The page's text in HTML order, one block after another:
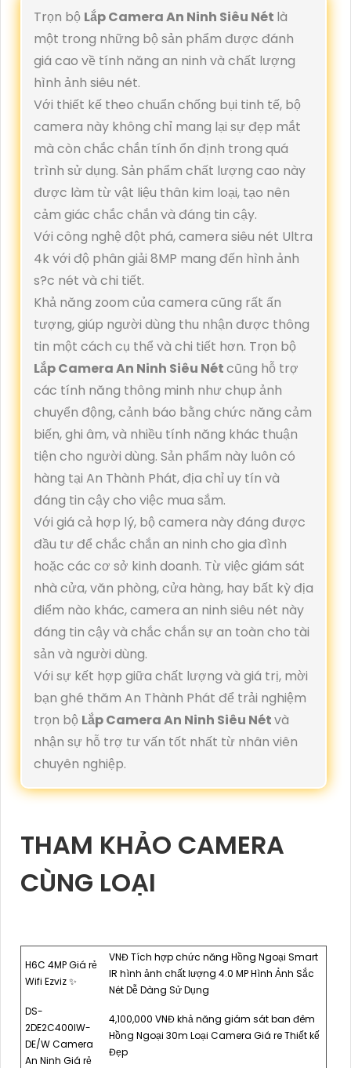
Trọn bộ Lắp Camera An Ninh Siêu Nét là
một trong những bộ sản phẩm được đánh
giá cao về tính năng an ninh và chất lượng
hình ảnh siêu nét.
Với thiết kế theo chuẩn chống bụi tinh tế, bộ
camera này không chỉ mang lại sự đẹp mắt
mà còn chắc chắn tính ổn định trong quá
trình sử dụng. Sản phẩm chất lượng cao này
được làm từ vật liệu thân kim loại, tạo nên
cảm giác chắc chắn và đáng tin cậy.
Với công nghệ đột phá, camera siêu nét Ultra
4k với độ phân giải 8MP mang đến hình ảnh
s?c nét và chi tiết.
Khả năng zoom của camera cũng rất ấn
tượng, giúp người dùng thu nhận được thông
tin một cách cụ thể và chi tiết hơn. Trọn bộ
Lắp Camera An Ninh Siêu Nétcũng hỗ trợ
các tính năng thông minh như chụp ảnh
chuyển động, cảnh báo bằng chức năng cảm
biến, ghi âm, và nhiều tính năng khác thuận
tiện cho người dùng. Sản phẩm này luôn có
hàng tại An Thành Phát, địa chỉ uy tín và
đáng tin cậy cho việc mua sắm.
Với giá cả hợp lý, bộ camera này đáng được
đầu tư để chắc chắn an ninh cho gia đình
hoặc các cơ sở kinh doanh. Từ việc giám sát
nhà cửa, văn phòng, cửa hàng, hay bất kỳ địa
điểm nào khác, camera an ninh siêu nét này
đáng tin cậy và chắc chắn sự an toàn cho tài
sản và người dùng.
Với sự kết hợp giữa chất lượng và giá trị, mời
bạn ghé thăm An Thành Phát để trải nghiệm
trọn bộ Lắp Camera An Ninh Siêu Nétvà
nhận sự hỗ trợ tư vấn tốt nhất từ nhân viên
chuyên nghiệp.
THAM KHẢO CAMERA
CÙNG LOẠI
H6C 4MP Giá rẻ
Wifi Ezviz ✨
VNĐ Tích hợp chức năng Hồng Ngoại Smart
IR hình ảnh chất lượng 4.0 MP Hình Ảnh Sắc
Nét Dễ Dàng Sử Dụng
DS-
2DE2C400IW-
DE/W Camera
An Ninh Giá rẻ
4,100,000 VNĐ khả năng giám sát ban đêm
Hồng Ngoại 30m Loại Camera Giá re Thiết kế
Đẹp